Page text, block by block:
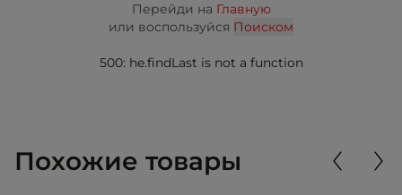
Перейди на Главную
или воспользуйся Поиском
500: he.findLast is not a function
Похожие товары